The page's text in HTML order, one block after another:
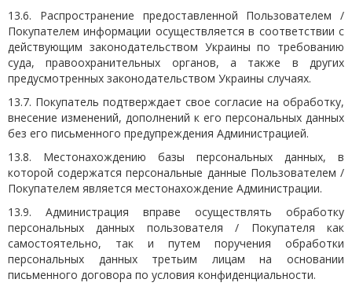
13.6. Распространение предоставленной Пользователем /
Покупателем информации осуществляется в соответствии с
действующим законодательством Украины по требованию
суда, правоохранительных органов, а также в других
предусмотренных законодательством Украины случаях.
13.7. Покупатель подтверждает свое согласие на обработку,
внесение изменений, дополнений к его персональных данных
без его письменного предупреждения Администрацией.
13.8. Местонахождению базы персональных данных, в
которой содержатся персональные данные Пользователем /
Покупателем является местонахождение Администрации.
13.9. Администрация вправе осуществлять обработку
персональных данных пользователя / Покупателя как
самостоятельно, так и путем поручения обработки
персональных данных третьим лицам на основании
письменного договора по условия конфиденциальности.